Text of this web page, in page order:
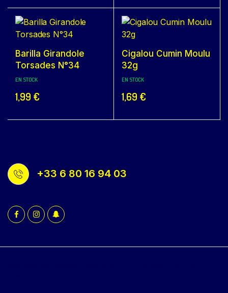
Barilla Girandole
Torsades N°34
EN STOCK
1,99 €
Cigalou Cumin Moulu
32g
EN STOCK
1,69 €
+33 6 80 16 94 03